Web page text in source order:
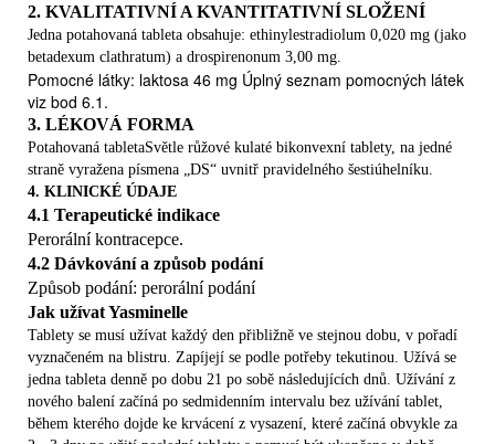
4. MOŽNÉ NEŽÁDOUCÍ ÚČINKY5. JAK YASMINELLE
UCHOVÁVAT?6. DALŠÍ INFORMACE
1.
CO JE YASMINELLE A K ČEMU SE POUŽÍVÁ?

Yasminelle je antikoncepční pilulka a používá se k
zabránění otěhotnění.

Každá potahovaná tableta obsahuje malé množství
dvou různých ženských hormonů. Jsou to drospirenon a
ethinylestradiol.

Antikoncepční pilulky obsahující dva hormony se
nazývají „kombinované“ pilulky.
2. ČEMU MUSÍTE VĚNOVAT POZORNOST, NEŽ
ZAČNETE YASMINELLE UŽÍVAT
Obecné poznámkyNež začnete užívat Yasminelle,
lékař vám položí několik otázek týkajících se vašeho
2. KVALITATIVNÍ A KVANTITATIVNÍ SLOŽENÍ
Jedna potahovaná tableta obsahuje: ethinylestradiolum 0,020 mg (jako
betadexum clathratum) a drospirenonum 3,00 mg.
Pomocné látky: laktosa 46 mg Úplný seznam pomocných látek
viz bod 6.1.
3. LÉKOVÁ FORMA
Potahovaná tabletaSvětle růžové kulaté bikonvexní tablety, na jedné
straně vyražena písmena „DS“ uvnitř pravidelného šestiúhelníku.
4. KLINICKÉ ÚDAJE
4.1 Terapeutické indikace
Perorální kontracepce.
4.2 Dávkování a způsob podání
Způsob podání: perorální podání
Jak užívat Yasminelle
Tablety se musí užívat každý den přibližně ve stejnou dobu, v pořadí
vyznačeném na blistru. Zapíjejí se podle potřeby tekutinou. Užívá se
jedna tableta denně po dobu 21 po sobě následujících dnů. Užívání z
nového balení začíná po sedmidenním intervalu bez užívání tablet,
během kterého dojde ke krvácení z vysazení, které začíná obvykle za